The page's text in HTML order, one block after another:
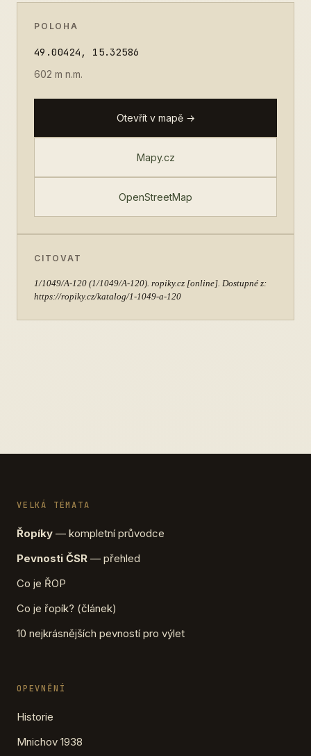
POLOHA
49.00424, 15.32586
602 m n.m.
Otevřít v mapě →
Mapy.cz
OpenStreetMap
CITOVAT
1/1049/A-120 (1/1049/A-120). ropiky.cz [online]. Dostupné z:
https://ropiky.cz/katalog/1-1049-a-120
VELKÁ TÉMATA
Řopíky — kompletní průvodce
Pevnosti ČSR — přehled
Co je ŘOP
Co je řopík? (článek)
10 nejkrásnějších pevností pro výlet
OPEVNĚNÍ
Historie
Mnichov 1938